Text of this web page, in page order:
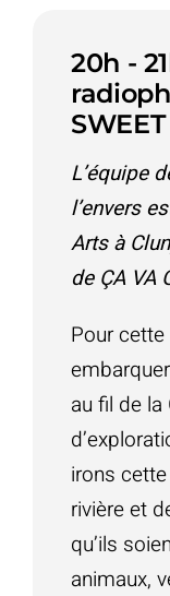
20h -
L’équipe
l’envers
Arts à
de ÇA VA
Pour
au fil de la
irons
rivière et
qu’ils
animaux,